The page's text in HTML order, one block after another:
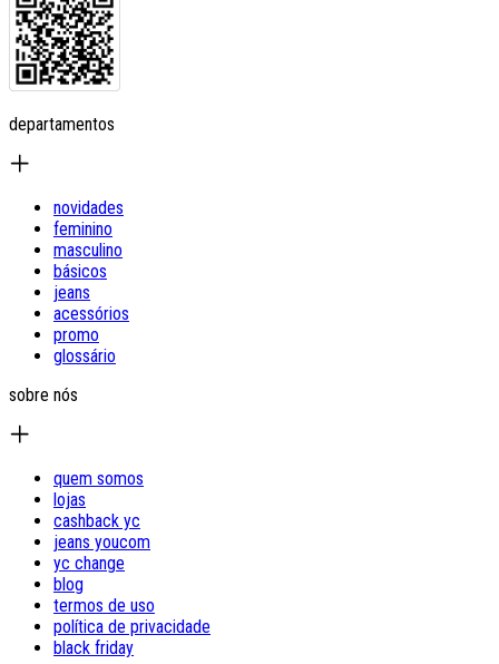
departamentos
novidades
feminino
masculino
básicos
jeans
acessórios
promo
glossário
sobre nós
quem somos
lojas
cashback yc
jeans youcom
yc change
blog
termos de uso
política de privacidade
black friday